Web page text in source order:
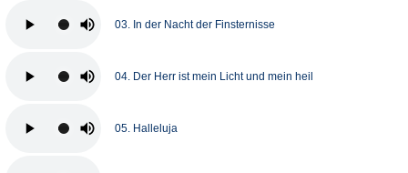
03. In der Nacht der Finsternisse
04. Der Herr ist mein Licht und mein heil
05. Halleluja